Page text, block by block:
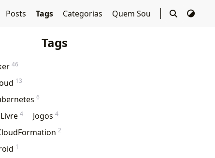
Posts Tags Categorias Quem Sou
Tags
46
13
6
4 Jogos 4
2
1